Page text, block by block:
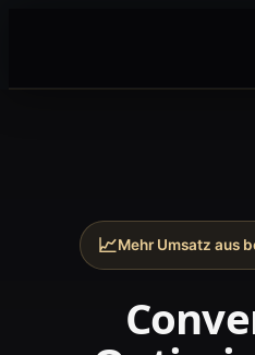
Insights
Jetzt anfragen →
📈Mehr Umsatz aus